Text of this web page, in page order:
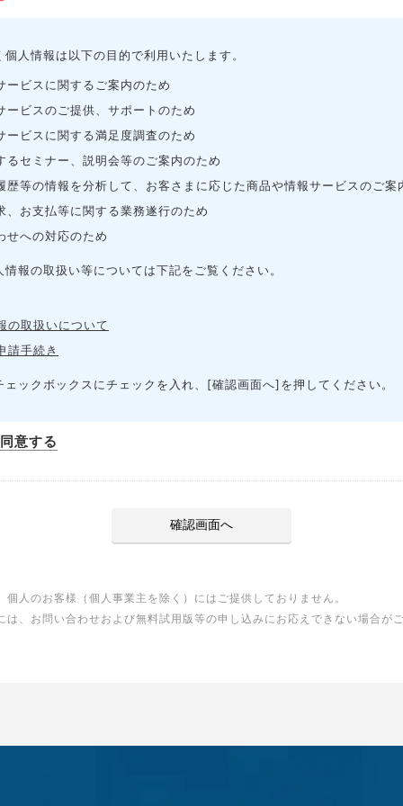
人情報は以下の目的で利用いたします。
ービスに関するご案内のため
ービスのご提供、サポートのため
ービスに関する満足度調査のため
るセミナー、説明会等のご案内のため
歴等の情報を分析して、お客さまに応じた商品や情報サービスのご案
お支払等に関する業務遂行のため
せへの対応のため
報の取扱い等については下記をご覧ください。
の取扱いについて
請手続き
ックボックスにチェックを入れ、[確認画面へ]を押してください。
意する
人のお客様（個人事業主を除く）にはご提供しておりません。
、お問い合わせおよび無料試用版等の申し込みにお応えできない場合が